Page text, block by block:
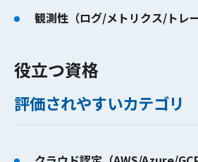
観測性（ログ/メトリクス/トレー
役立つ資格
評価されやすいカテゴリ